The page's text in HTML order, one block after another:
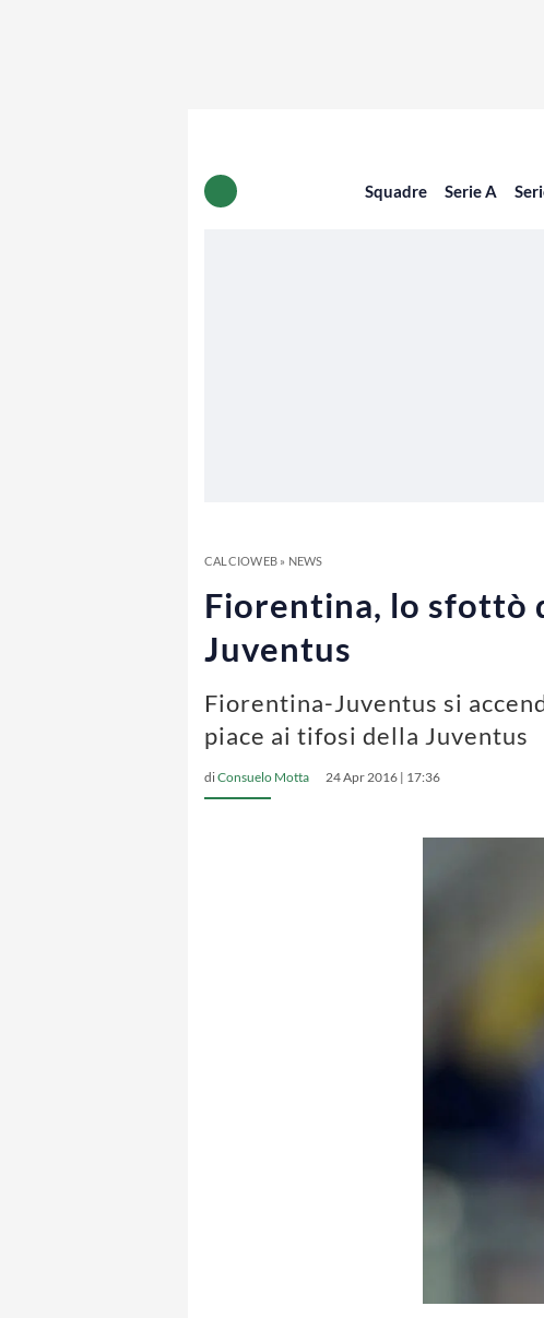
Squadre Serie A
CALCIOWEB» NEWS
Fiorentina, lo sfottò
Juventus
Fiorentina-Juventus si
piace ai tifosi della Juventus
diConsuelo Motta 24 Apr 2016 | 17:36